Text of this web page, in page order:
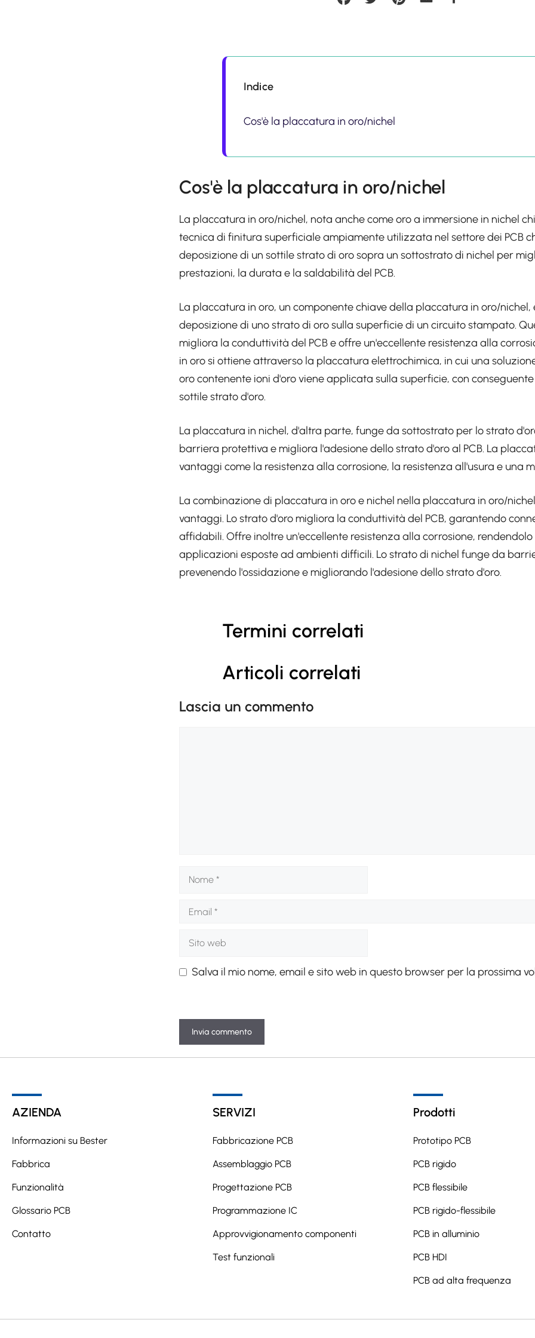
Indice
Cos'è la placcatura in oro/nichel
Cos'è la placcatura in oro/nichel
La placcatura in oro/nichel, nota anche come oro a immersione in nichel
tecnica di finitura superficiale ampiamente utilizzata nel settore dei PCB
deposizione di un sottile strato di oro sopra un sottostrato di nichel per
prestazioni, la durata e la saldabilità del PCB.
La placcatura in oro, un componente chiave della placcatura in oro/nichel,
deposizione di uno strato di oro sulla superficie di un circuito stampato.
migliora la conduttività del PCB e offre un'eccellente resistenza alla
in oro si ottiene attraverso la placcatura elettrochimica, in cui una
oro contenente ioni d'oro viene applicata sulla superficie, con
sottile strato d'oro.
La placcatura in nichel, d'altra parte, funge da sottostrato per lo strato
barriera protettiva e migliora l'adesione dello strato d'oro al PCB. La
vantaggi come la resistenza alla corrosione, la resistenza all'usura e una
La combinazione di placcatura in oro e nichel nella placcatura in oro/
vantaggi. Lo strato d'oro migliora la conduttività del PCB, garantendo
affidabili. Offre inoltre un'eccellente resistenza alla corrosione,
applicazioni esposte ad ambienti difficili. Lo strato di nichel funge da
prevenendo l'ossidazione e migliorando l'adesione dello strato d'oro.
Termini correlati
Articoli correlati
Lascia un commento
Nome
Email
Sito
Salva il mio nome, email e sito web in questo browser per la prossima
A
AZIENDA
Informazioni su Bester
Fabbrica
Funzionalità
Glossario PCB
Contatto
SERVIZI
Fabbricazione PCB
Assemblaggio PCB
Progettazione PCB
Programmazione IC
Approvvigionamento componenti
Test funzionali
Prodotti
Prototipo PCB
PCB rigido
PCB flessibile
PCB rigido-flessibile
PCB in alluminio
PCB HDI
PCB ad alta frequenza